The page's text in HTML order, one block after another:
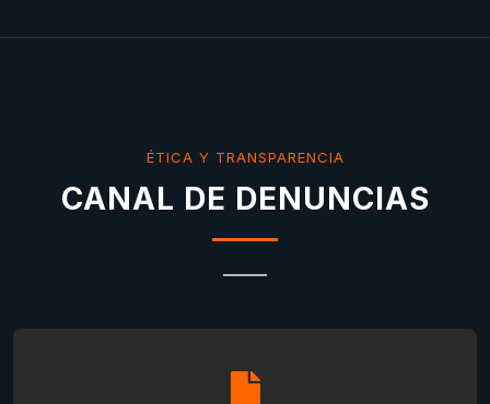
ÉTICA Y TRANSPARENCIA
CANAL DE DENUNCIAS